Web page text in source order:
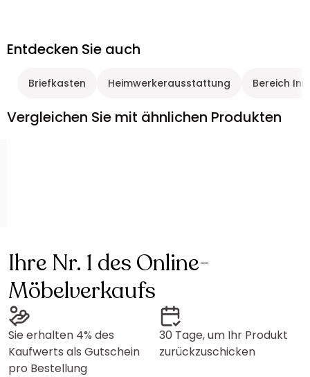
Entdecken Sie auch
Briefkasten Heimwerkerausstattung Bereich
Vergleichen Sie mit ähnlichen Produkten
Ihre Nr. 1 des Online-
Möbelverkaufs
Sie erhalten 4% des
Kaufwerts als Gutschein
pro Bestellung
30 Tage, um Ihr Produkt
zurückzuschicken